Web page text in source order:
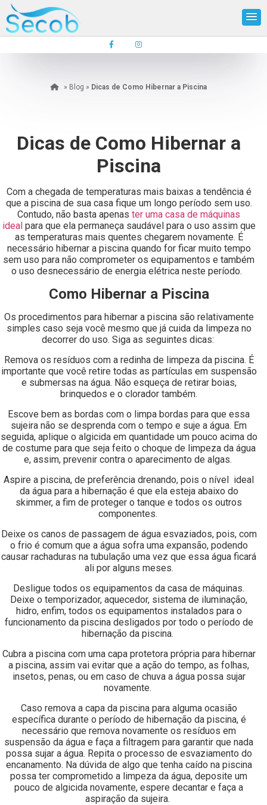
» Blog » Dicas de Como Hibernar a Piscina
Dicas de Como Hibernar a
Piscina
Com a chegada de temperaturas mais baixas a tendência é
que a piscina de sua casa fique um longo período sem uso.
Contudo, não basta apenas ter uma casa de máquinas
idealpara que ela permaneça saudável para o uso assim que
as temperaturas mais quentes chegarem novamente. É
necessário hibernar a piscina quando for ficar muito tempo
sem uso para não comprometer os equipamentos e também
o uso desnecessário de energia elétrica neste período.
Como Hibernar a Piscina
Os procedimentos para hibernar a piscina são relativamente
simples caso seja você mesmo que já cuida da limpeza no
decorrer do uso. Siga as seguintes dicas:
Remova os resíduos com a redinha de limpeza da piscina. É
importante que você retire todas as partículas em suspensão
e submersas na água. Não esqueça de retirar boias,
brinquedos e o clorador também.
Escove bem as bordas com o limpa bordas para que essa
sujeira não se desprenda com o tempo e suje a água. Em
seguida, aplique o algicida em quantidade um pouco acima do
de costume para que seja feito o choque de limpeza da água
e, assim, prevenir contra o aparecimento de algas.
Aspire a piscina, de preferência drenando, pois o nível ideal
da água para a hibernação é que ela esteja abaixo do
skimmer, a fim de proteger o tanque e todos os outros
componentes.
Deixe os canos de passagem de água esvaziados, pois, com
o frio é comum que a água sofra uma expansão, podendo
causar rachaduras na tubulação uma vez que essa água ficará
ali por alguns meses.
Desligue todos os equipamentos da casa de máquinas.
Deixe o temporizador, aquecedor, sistema de iluminação,
hidro, enfim, todos os equipamentos instalados para o
funcionamento da piscina desligados por todo o período de
hibernação da piscina.
Cubra a piscina com uma capa protetora própria para hibernar
a piscina, assim vai evitar que a ação do tempo, as folhas,
insetos, penas, ou em caso de chuva a água possa sujar
novamente.
Caso remova a capa da piscina para alguma ocasião
específica durante o período de hibernação da piscina, é
necessário que remova novamente os resíduos em
suspensão da água e faça a filtragem para garantir que nada
possa sujar a água. Repita o processo de esvaziamento do
encanamento. Na dúvida de algo que tenha caído na piscina
possa ter comprometido a limpeza da água, deposite um
pouco de algicida novamente, espere decantar e faça a
aspiração da sujeira.